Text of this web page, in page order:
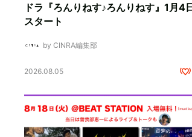
ドラ『ろんりねす♪ろんりねす』1月4
スタート
by CINRA編集部
2026.08.05